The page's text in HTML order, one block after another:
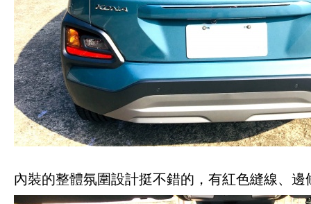
內裝的整體氛圍設計挺不錯的，有紅色縫線、